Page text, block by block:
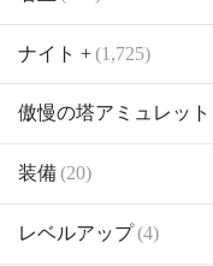
ナイト +(1,725)
傲慢の塔アミュレット
装備(20)
レベルアップ(4)